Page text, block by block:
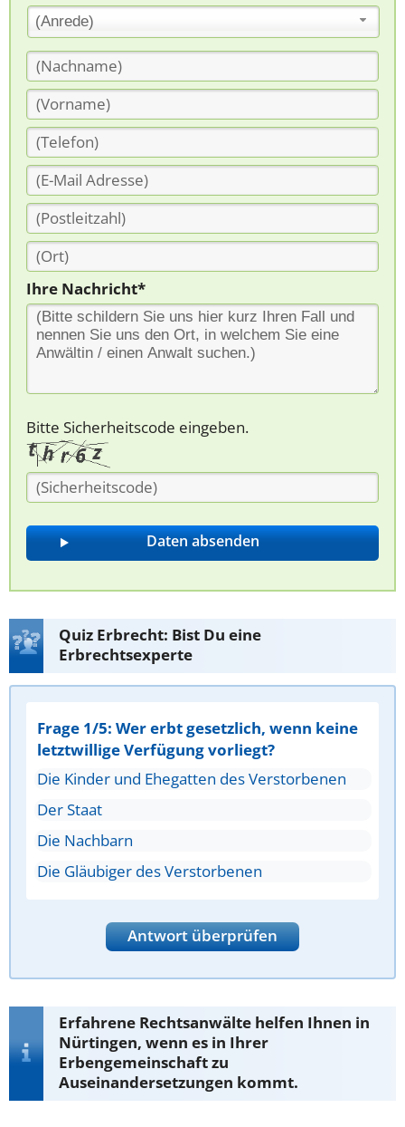
(Anrede)
Ihre Nachricht*
Bitte Sicherheitscode eingeben.
Quiz Erbrecht: Bist Du eine
Erbrechtsexperte
Frage 1/5: Wer erbt gesetzlich, wenn keine
letztwillige Verfügung vorliegt?
Die Kinder und Ehegatten des Verstorbenen
Der Staat
Die Nachbarn
Die Gläubiger des Verstorbenen
Antwort überprüfen
Erfahrene Rechtsanwälte helfen Ihnen in
Nürtingen, wenn es in Ihrer
Erbengemeinschaft zu
Auseinandersetzungen kommt.